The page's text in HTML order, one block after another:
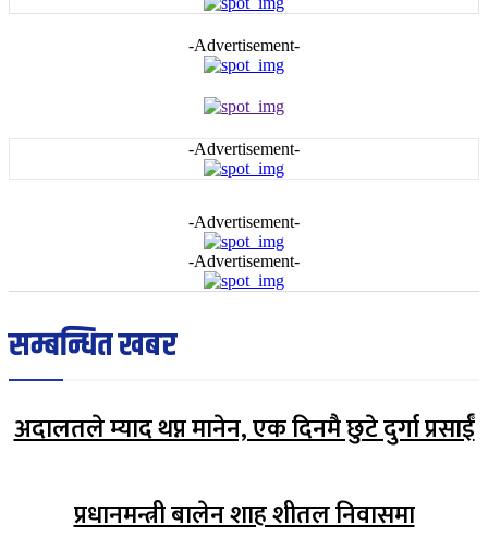
-Advertisement-
-Advertisement-
-Advertisement-
-Advertisement-
सम्बन्धित खबर
अदालतले म्याद थप्न मानेन, एक दिनमै छुटे दुर्गा प्रसाईँ
प्रधानमन्त्री बालेन शाह शीतल निवासमा